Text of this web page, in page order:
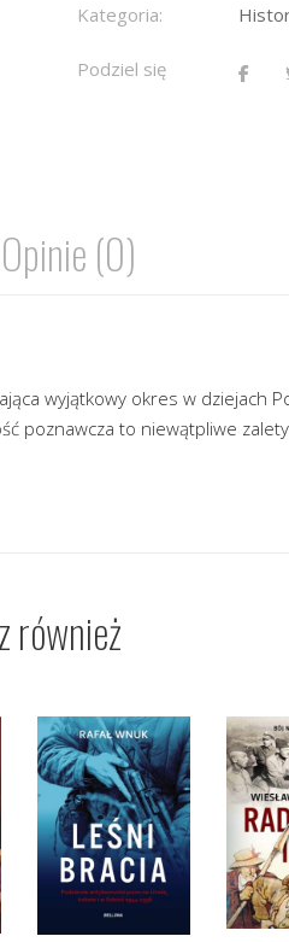
Kategoria:
Podziel się
Opinie (0)
wyjątkowy okres w dziejach
poznawcza to niewątpliwe
również